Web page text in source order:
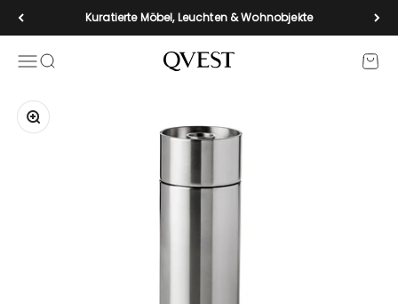
Zum Inhalt springenKuratierte Möbel, Leuchten & Wohnobjekte
Navigationsmenü öffnen
Suche öffnen qvest-de
Bild vergrößern